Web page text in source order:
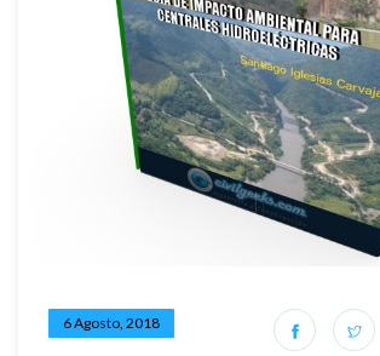
6 Agosto, 2018